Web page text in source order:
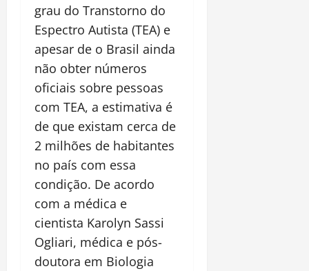
grau do Transtorno do
Espectro Autista (TEA) e
apesar de o Brasil ainda
não obter números
oficiais sobre pessoas
com TEA, a estimativa é
de que existam cerca de
2 milhões de habitantes
no país com essa
condição. De acordo
com a médica e
cientista Karolyn Sassi
Ogliari, médica e pós-
doutora em Biologia